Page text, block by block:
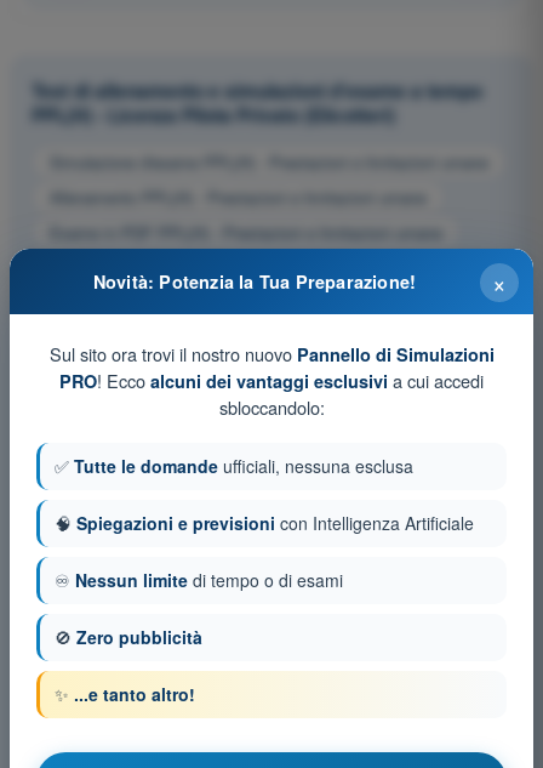
Test di allenamento e simulazioni d'esame a tempo
PPL(H) - Licenza Pilota Privato (Elicotteri)
Simulazione d'esame PPL(H) - Prestazioni e limitazioni umane
Esame in PDF PPL(H) - Prestazioni e limitazioni umane
×
Novità: Potenzia la Tua Preparazione!
Sul sito ora trovi il nostro nuovo Pannello di Simulazioni
PRO! Ecco alcuni dei vantaggi esclusivi a cui accedi
sbloccandolo:
✅ Tutte le domande ufficiali, nessuna esclusa
🧠 Spiegazioni e previsioni con Intelligenza Artificiale
♾️ Nessun limite di tempo o di esami
🚫 Zero pubblicità
✨ ...e tanto altro!